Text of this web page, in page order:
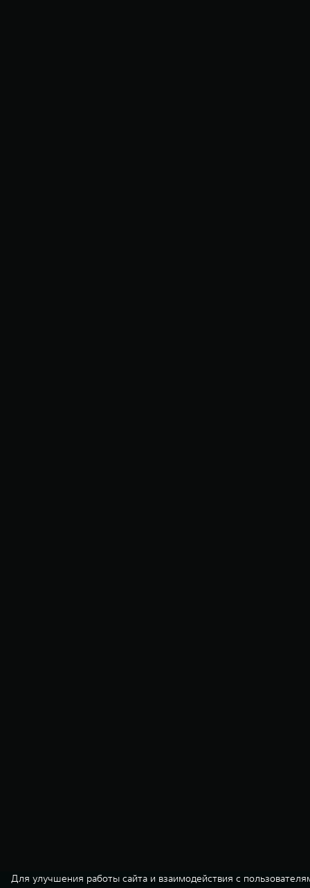
Для улучшения работы сайта и взаимодействия с